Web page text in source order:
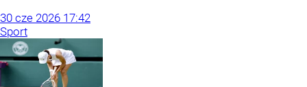
30 cze 2026 17:42
Sport